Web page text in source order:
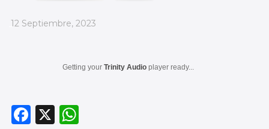
_
12 Septiembre, 2023
Getting your Trinity Audio player ready...
F
X